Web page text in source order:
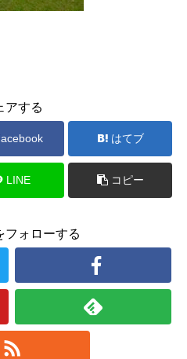
アする
はてブ
LINE コピー
フォローする